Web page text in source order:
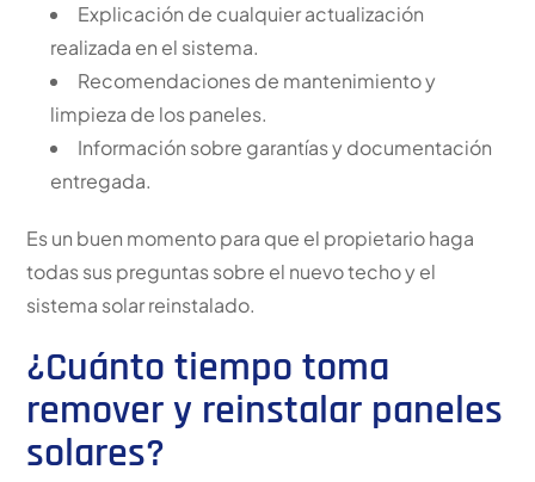
Explicación de cualquier actualización
realizada en el sistema.
Recomendaciones de mantenimiento y
limpieza de los paneles.
Información sobre garantías y documentación
entregada.
Es un buen momento para que el propietario haga
todas sus preguntas sobre el nuevo techo y el
sistema solar reinstalado.
¿Cuánto tiempo toma
remover y reinstalar paneles
solares?